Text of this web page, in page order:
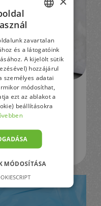
tasak oldalán
GERMAN
ENGLISH
zavartalan
és a látogatóink
A kijelölt sütik
hozzájárul
személyes adatai
módosíthat,
ezt az ablakot a
beállításokra
MÓDOSÍTÁSA